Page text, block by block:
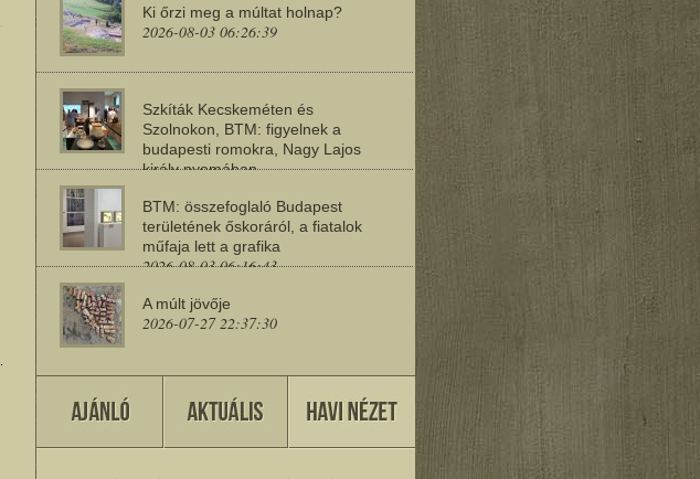
Ki őrzi meg a múltat holnap?
2026-08-03 06:26:39
Szkíták Kecskeméten és
Szolnokon, BTM: figyelnek a
budapesti romokra, Nagy Lajos
király nyomában
BTM: összefoglaló Budapest
területének őskoráról, a fiatalok
műfaja lett a grafika
2026-08-03 06:16:43
A múlt jövője
2026-07-27 22:37:30
Miért szeresd a műemlékeket?
2026-07-25 11:30:41